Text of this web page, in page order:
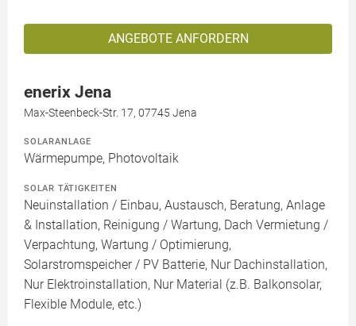
ANGEBOTE ANFORDERN
enerix Jena
Max-Steenbeck-Str. 17, 07745 Jena
SOLARANLAGE
Wärmepumpe, Photovoltaik
SOLAR TÄTIGKEITEN
Neuinstallation / Einbau, Austausch, Beratung, Anlage
& Installation, Reinigung / Wartung, Dach Vermietung /
Verpachtung, Wartung / Optimierung,
Solarstromspeicher / PV Batterie, Nur Dachinstallation,
Nur Elektroinstallation, Nur Material (z.B. Balkonsolar,
Flexible Module, etc.)